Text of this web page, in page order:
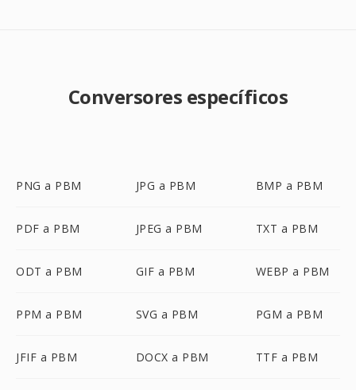
Conversores específicos
PNG a PBM JPG a PBM BMP a PBM
PDF a PBM JPEG a PBM TXT a PBM
ODT a PBM GIF a PBM WEBP a PBM
PPM a PBM SVG a PBM PGM a PBM
JFIF a PBM DOCX a PBM TTF a PBM